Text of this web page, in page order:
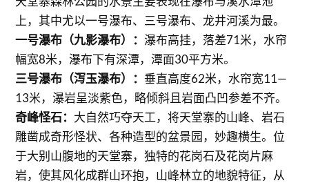
上，其中尤以一号瀑布、三号瀑布、龙井河溪为最。
一号瀑布（九影瀑布）： 瀑布高挂，落差71米，水帘
幅宽8米，瀑布下有深潭，潭面30平方米。
三号瀑布（泻玉瀑布）：垂直高度62米，水帘宽11—
13米，瀑岩呈淡紫色，略倾斜且岩面凸凹参差不齐。
奇峰怪石： 大自然巧夺天工，将天堂寨的山峰、岩石
雕凿成奇形怪状、各种造型的盆景园，妙趣横生。位
于大别山腹地的天堂寨，独特的花岗石及花岗片麻
岩，使其风化成群山环抱，山峰林立的地貌特征，从